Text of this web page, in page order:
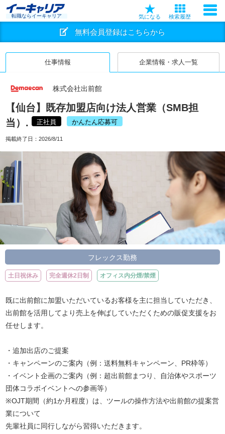
転職ならイーキャリア 気になる 検索履歴
無料会員登録はこちらから
仕事情報 企業情報・求人一覧
株式会社出前館
【仙台】既存加盟店向け法人営業（SMB担
当）.
正社員 かんたん応募可
掲載終了日： 2026/8/11
フレックス勤務
土日祝休み 完全週休2日制 オフィス内分煙/禁煙
既に出前館に加盟いただいているお客様を主に担当していただき、
出前館を活用してより売上を伸ばしていただくための販促支援をお
任せします。
・追加出店のご提案
・キャンペーンのご案内（例：送料無料キャンペーン、PR枠等）
・イベント企画のご案内（例：超出前館まつり、自治体やスポーツ
団体コラボイベントへの参画等）
※OJT期間（約1か月程度）は、ツールの操作方法や出前館の提案営
業について
先輩社員に同行しながら習得いただきます。